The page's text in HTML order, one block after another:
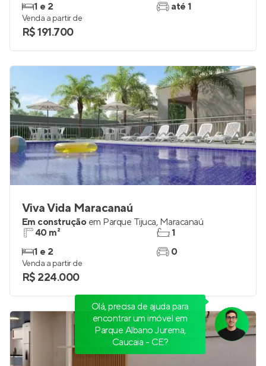
1 e 2
até 1
Venda a partir de
R$ 191.700
Viva Vida Maracanaú
Em construção em Parque Tijuca, Maracanaú
40 m²
1 e 2
1
0
Venda a partir de
R$ 224.000
Olá, precisa de ajuda para
encontrar um imóvel em
Parque Albano Jurema,
Caucaia - CE?